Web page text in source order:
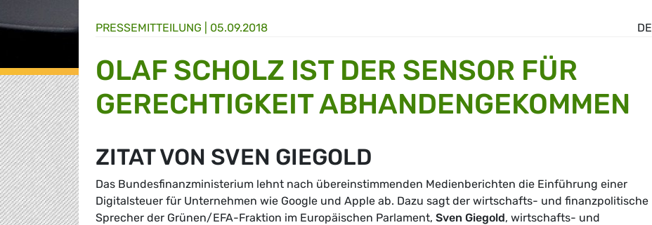
DE
PRESSE­MITTEILUNG 05.09.2018
OLAF SCHOLZ IST DER SENSOR FÜR
GERECHTIGKEIT ABHANDENGEKOMMEN
ZITAT VON SVEN GIEGOLD
Das Bundesfinanzministerium lehnt nach übereinstimmenden Medienberichten die Einführung einer
Digitalsteuer für Unternehmen wie Google und Apple ab. Dazu sagt der wirtschafts- und finanzpolitische
Sprecher der Grünen/EFA-Fraktion im Europäischen Parlament, Sven Giegold, wirtschafts- und